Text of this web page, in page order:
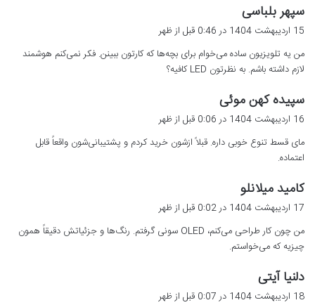
سپهر بلباسی
ف
:
15 اردیبهشت 1404 در 0:46 قبل از ظهر
من یه تلویزیون ساده می‌خوام برای بچه‌ها که کارتون ببینن. فکر نمی‌کنم هوشمند
لازم داشته باشم. به نظرتون LED کافیه؟
سپیده کهن موئی
ت
:
16 اردیبهشت 1404 در 0:06 قبل از ظهر
مای قسط تنوع خوبی داره. قبلاً ازشون خرید کردم و پشتیبانی‌شون واقعاً قابل
اعتماده.
کامید میلانلو
ف
:
17 اردیبهشت 1404 در 0:02 قبل از ظهر
من چون کار طراحی می‌کنم، OLED سونی گرفتم. رنگ‌ها و جزئیاتش دقیقاً همون
چیزیه که می‌خواستم.
دلنیا آیتی
18 اردیبهشت 1404 در 0:07 قبل از ظهر